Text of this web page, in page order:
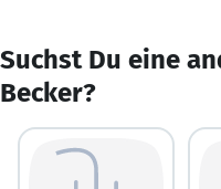
Suchst Du eine
Becker?